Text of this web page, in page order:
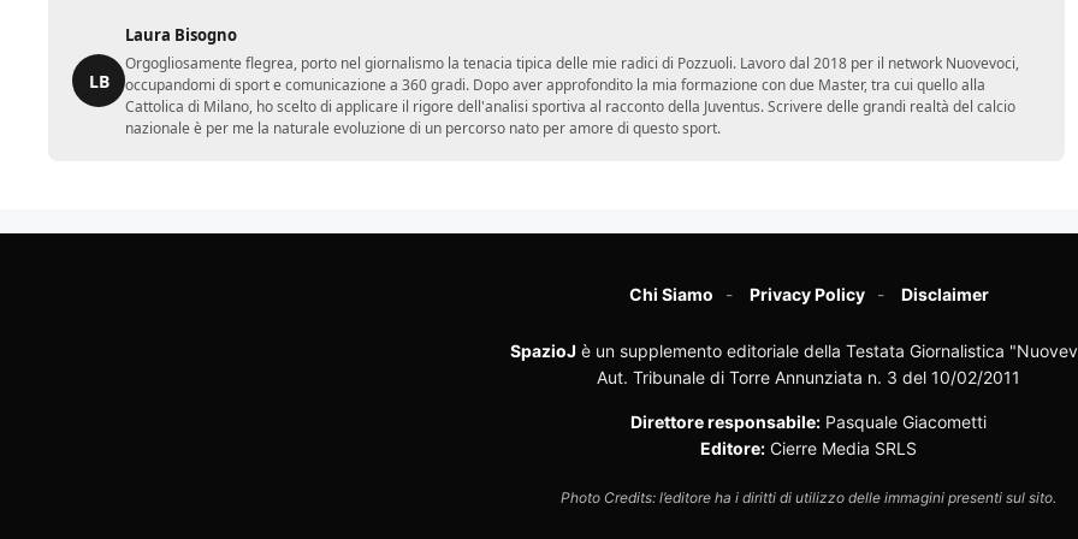
LB
Laura Bisogno
Orgogliosamente flegrea, porto nel giornalismo la tenacia tipica delle mie radici di Pozzuoli. Lavoro dal 2018 per il network Nuovevoci,
occupandomi di sport e comunicazione a 360 gradi. Dopo aver approfondito la mia formazione con due Master, tra cui quello alla
Cattolica di Milano, ho scelto di applicare il rigore dell'analisi sportiva al racconto della Juventus. Scrivere delle grandi realtà del calcio
nazionale è per me la naturale evoluzione di un percorso nato per amore di questo sport.
Chi Siamo Privacy Policy Disclaimer
SpazioJ è un supplemento editoriale della Testata Giornalistica
Aut. Tribunale di Torre Annunziata n. 3 del 10/02/2011
Direttore responsabile: Pasquale Giacometti
Editore: Cierre Media SRLS
Photo Credits: l’editore ha i diritti di utilizzo delle immagini presenti sul sito.